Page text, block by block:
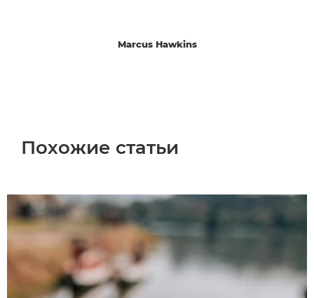
Marcus Hawkins
Похожие статьи